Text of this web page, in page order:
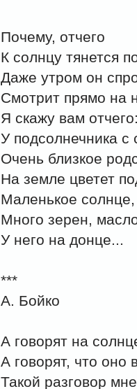
Почему, отчего
К солнцу тянется
Даже утром он
Смотрит прямо на
Я скажу вам
У подсолнечника с
Очень близкое
На земле цветет
Маленькое солнце,
Много зерен,
У него на донце...
***
А. Бойко
А говорят на
А говорят, что оно
Такой разговор